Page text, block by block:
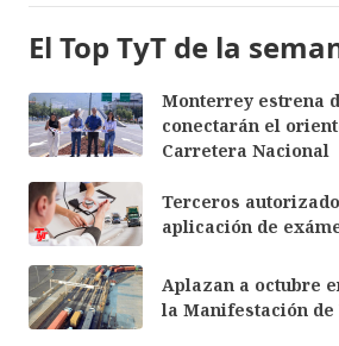
El Top TyT de la
Monterrey estrena
conectarán el
Carretera Nacional
Terceros
aplicación de
Aplazan a octubre
la Manifestación